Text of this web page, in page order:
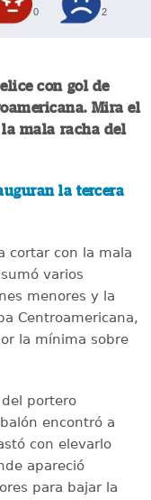
0 2
con gol de
Mira el
mala racha del
la tercera
cortar con la mala
varios
menores y la
Centroamericana,
la mínima sobre
portero
encontró a
con elevarlo
apareció
para bajar la